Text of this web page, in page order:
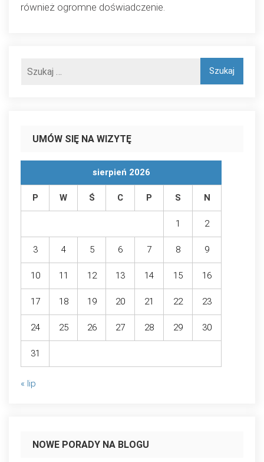
również ogromne doświadczenie.
UMÓW SIĘ NA WIZYTĘ
sierpień 2026
P W Ś C P S N
1 2
3 4 5 6 7 8 9
10 11 12 13 14 15 16
17 18 19 20 21 22 23
24 25 26 27 28 29 30
31
« lip
NOWE PORADY NA BLOGU